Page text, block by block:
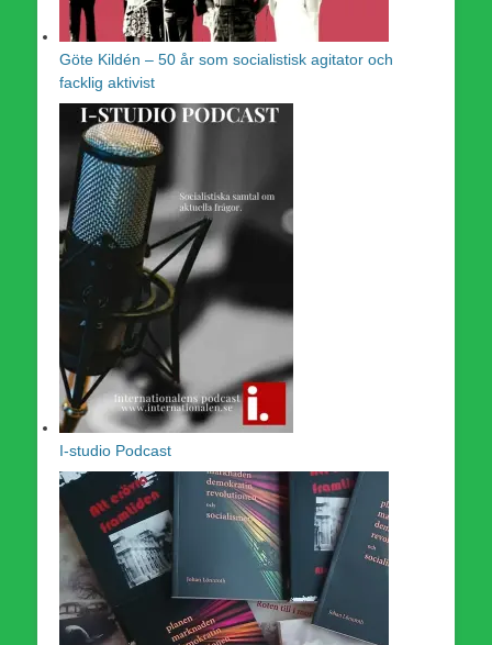
Göte Kildén – 50 år som socialistisk agitator och
facklig aktivist
I-studio Podcast